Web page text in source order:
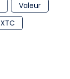
Valeur
XTC